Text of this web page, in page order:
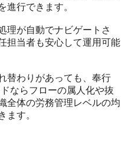
進行できます。
理が自動でナビゲートさ
担当者も安心して運用可能
替わりがあっても、奉行
ならフローの属人化や抜
全体の労務管理レベルの均
ます。